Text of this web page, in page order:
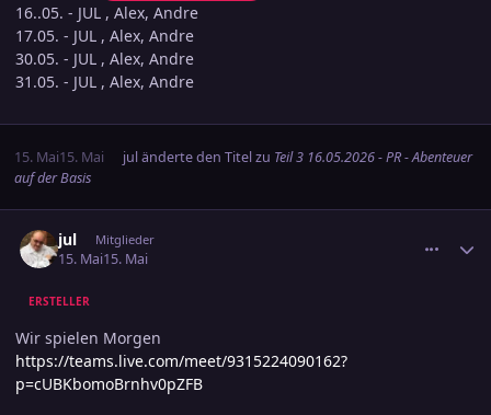
16..05. - JUL , Alex, Andre
17.05. - JUL , Alex, Andre
30.05. - JUL , Alex, Andre
31.05. - JUL , Alex, Andre
15. Mai15. Mai juländerte den Titel zu Teil 3 16.05.2026 - PR - Abenteuer
auf der Basis
jul Mitglieder
15. Mai15. Mai
ERSTELLER
Wir spielen Morgen
https://teams.live.com/meet/9315224090162?
p=cUBKbomoBrnhv0pZFB